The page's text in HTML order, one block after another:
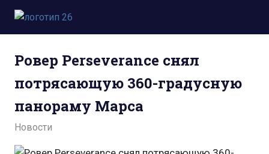
Пропустить
перейти
содержимому
космосе.
фото,
юмор,
база
Ровер Perseverance снял
потрясающую 360-градусную
панораму Марса
13.06.2021
admin
Новости